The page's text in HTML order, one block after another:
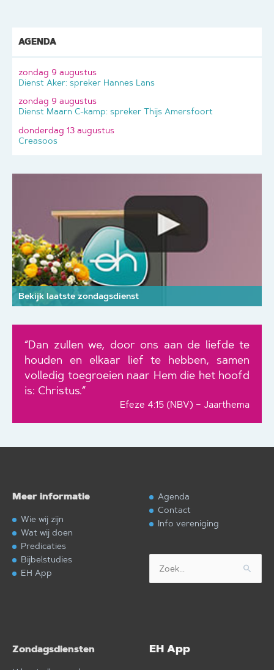
AGENDA
zondag 9 augustus
Dienst Aker: spreker Hannes Lans
zondag 9 augustus
Dienst Maarn C-kamp: spreker Thijs Amersfoort
donderdag 13 augustus
Creasoos
Bekijk laatste zondagsdienst
“Dan zullen we, door ons aan de liefde te
houden en elkaar lief te hebben, samen
volledig toegroeien naar Hem die het hoofd
is: Christus.”
Efeze 4:15 (NBV) – Jaarthema
Meer informatie
Wie wij zijn
Wat wij doen
Predicaties
Bijbelstudies
EH App
Agenda
Contact
Info vereniging
naar:
Zondagsdiensten EH App